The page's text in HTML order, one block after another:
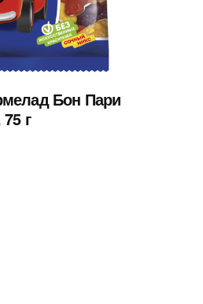
Бон Пари
г